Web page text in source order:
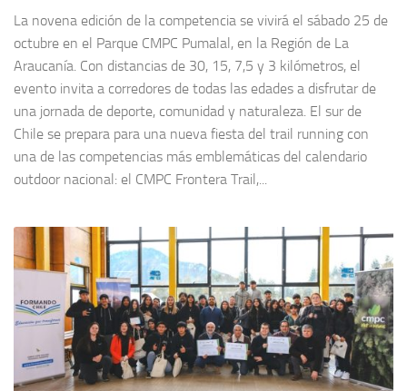
La novena edición de la competencia se vivirá el sábado 25 de
octubre en el Parque CMPC Pumalal, en la Región de La
Araucanía. Con distancias de 30, 15, 7,5 y 3 kilómetros, el
evento invita a corredores de todas las edades a disfrutar de
una jornada de deporte, comunidad y naturaleza. El sur de
Chile se prepara para una nueva fiesta del trail running con
una de las competencias más emblemáticas del calendario
outdoor nacional: el CMPC Frontera Trail,...